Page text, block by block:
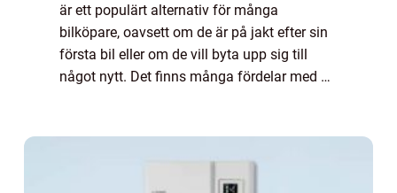
är ett populärt alternativ för många
bilköpare, oavsett om de är på jakt efter sin
första bil eller om de vill byta upp sig till
något nytt. Det finns många fördelar med att